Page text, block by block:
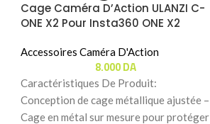
Cage Caméra D’Action ULANZI C-
ONE X2 Pour Insta360 ONE X2
Accessoires Caméra D'Action
8.000DA
Caractéristiques De Produit:
Conception de cage métallique ajustée –
Cage en métal sur mesure pour protéger